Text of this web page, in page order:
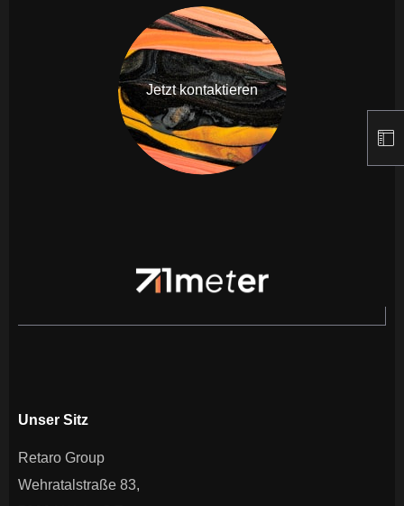
Jetzt kontaktieren
Unser Sitz
Retaro Group
Wehratalstraße 83,